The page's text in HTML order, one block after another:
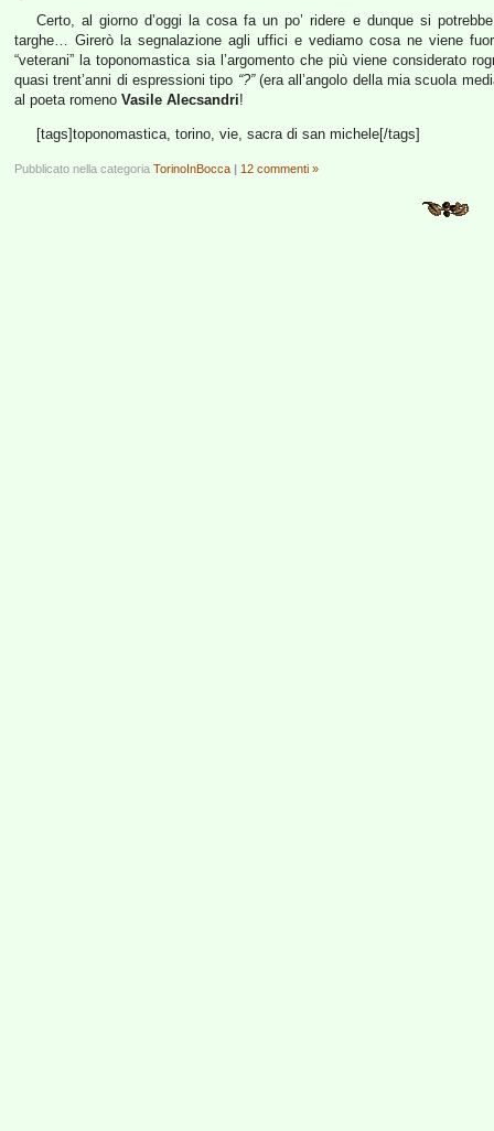
Certo, al giorno d’oggi la cosa fa un po’ ridere e dunque si
targhe… Girerò la segnalazione agli uffici e vediamo cosa ne viene
“veterani” la toponomastica sia l’argomento che più viene considerato
quasi trent’anni di espressioni tipo “?”(era all’angolo della mia scuola
al poeta romeno Vasile Alecsandri!
[tags]toponomastica, torino, vie, sacra di san michele[/tags]
Pubblicato nella categoria TorinoInBocca | 12 commenti »